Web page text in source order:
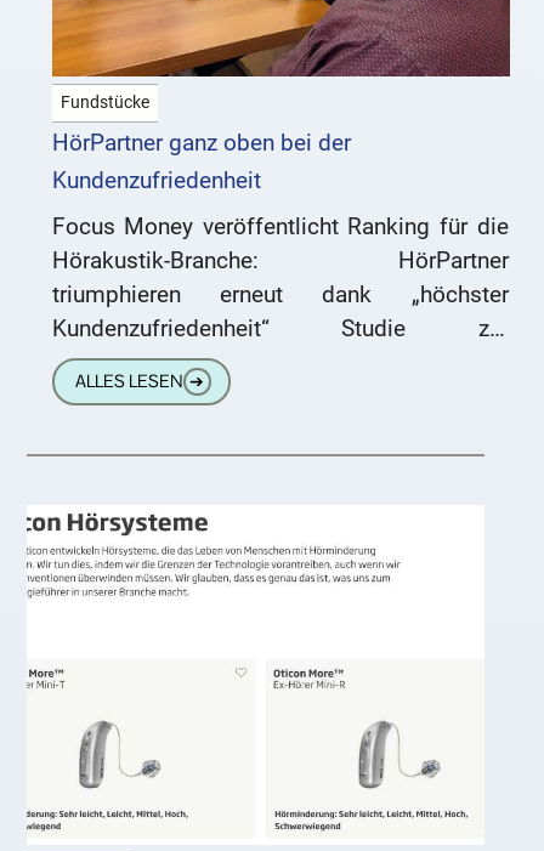
Fundstücke
HörPartner ganz oben bei der
Kundenzufriedenheit
Focus Money veröffentlicht Ranking für die
Hörakustik-Branche: HörPartner
triumphieren erneut dank „höchster
Kundenzufriedenheit“ Studie zur
Kundenzufriedenheit Welche Unternehmen
haben die zufriedensten Kunden? Das
„Kundenzufriedenheit“ von Focus
ALLES LESEN ➔